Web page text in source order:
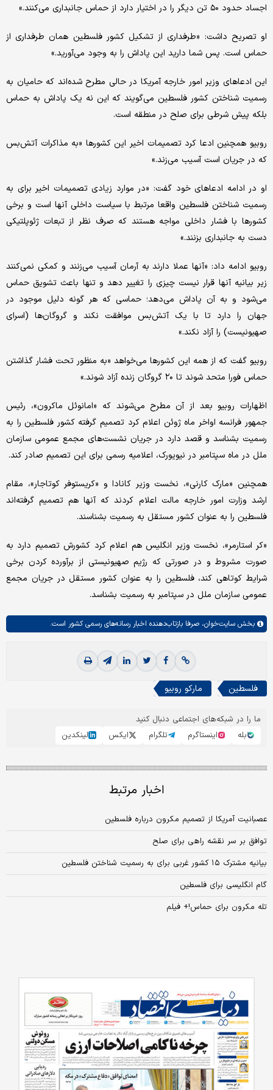
اجساد حدود ۵۰ تن دیگر را در اختیار دارد از حماس جانبداری می‌کنند.»
او تصریح داشت: «طرفداری از تشکیل کشور فلسطین همان طرفداری از
حماس است. پس شما دارید این پاداش را به وجود می‌آورید.»
این ادعاهای وزیر امور خارجه آمریکا در حالی مطرح شده‌اند که حامیان به
رسمیت شناختن کشور فلسطین می‌گویند که این نه یک پاداش به حماس
بلکه پیش‌ شرطی برای صلح در منطقه است.
روبیو همچنین ادعا کرد تصمیمات اخیر این کشورها «به مذاکرات آتش‌بس
که در جریان است آسیب می‌زند.»
او در ادامه ادعاهای خود گفت: «در موارد زیادی تصمیمات اخیر برای به
رسمیت شناختن فلسطین واقعا مرتبط با سیاست داخلی آنها است و برخی
کشورها با فشار داخلی مواجه هستند که صرف نظر از تبعات ژئوپلتیکی
دست به جانبداری بزنند.»
روبیو ادامه داد: «آنها عملا دارند به آرمان آسیب می‌زنند و کمکی نمی‌کنند
زیر بیانیه‌ آنها قرار نیست چیزی را تغییر دهد و تنها باعث تشویق حماس
می‌شود و به آن پاداش می‌دهد؛ حماسی که هر گونه دلیل موجود در
جهان را دارد تا با یک آتش‌بس موافقت نکند و گروگان‌ها (اسرای
صهیونیست)‌ را آزاد نکند.»
روبیو گفت که از همه این کشورها می‌خواهد «به منظور تحت فشار گذاشتن
حماس فورا متحد شوند تا ۲۰ گروگان زنده آزاد شوند.»
اظهارات روبیو بعد از آن مطرح می‌شوند که «امانوئل ماکرون»، رئیس
جمهور فرانسه اواخر ماه ژوئن اعلام کرد تصمیم گرفته کشور فلسطین را به
رسمیت بشناسد و قصد دارد در جریان نشست‌های مجمع عمومی سازمان
ملل در ماه سپتامبر در نیویورک، اعلامیه رسمی برای این تصمیم صادر کند.
همچنین «مارک کارنی»، نخست وزیر کانادا و «کریستوفر کوتاجار»، مقام
ارشد وزارت امور خارجه مالت اعلام کردند که آنها هم تصمیم گرفته‌اند
فلسطین را به عنوان کشور مستقل به رسمیت بشناسند.
«کر استارمر»، نخست وزیر انگلیس هم اعلام کرد کشورش تصمیم دارد به
صورت مشروط و در صورتی که رژیم صهیونیستی از برآورده کردن برخی
شرایط کوتاهی کند، فلسطین را به عنوان کشور مستقل در جریان مجمع
عمومی سازمان ملل در سپتامبر به رسمیت بشناسد.
بخش سایت‌خوان، صرفا بازتاب‌دهنده اخبار رسانه‌های رسمی کشور است.
فلسطین مارکو روبیو
ما را در شبکه‌های اجتماعی دنبال کنید
بله
اینستاگرم تلگرام ایکس لینکدین
اخبار مرتبط
عصبانیت آمریکا از تصمیم مکرون درباره فلسطین
توافق بر سر نقشه راهی برای صلح
بیانیه مشترک ۱۵ کشور غربی‌ برای به رسمیت شناختن فلسطین
گام انگلیسی برای فلسطین
تله مکرون برای حماس!+ فیلم